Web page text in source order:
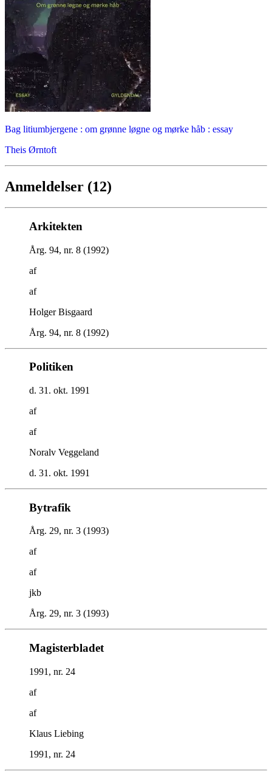
Bag litiumbjergene : om grønne løgne og mørke håb : essay
Theis Ørntoft
Anmeldelser (12)
Arkitekten
Årg. 94, nr. 8 (1992)
af
af
Holger Bisgaard
Årg. 94, nr. 8 (1992)
Politiken
d. 31. okt. 1991
af
af
Noralv Veggeland
d. 31. okt. 1991
Bytrafik
Årg. 29, nr. 3 (1993)
af
af
jkb
Årg. 29, nr. 3 (1993)
Magisterbladet
1991, nr. 24
af
af
Klaus Liebing
1991, nr. 24